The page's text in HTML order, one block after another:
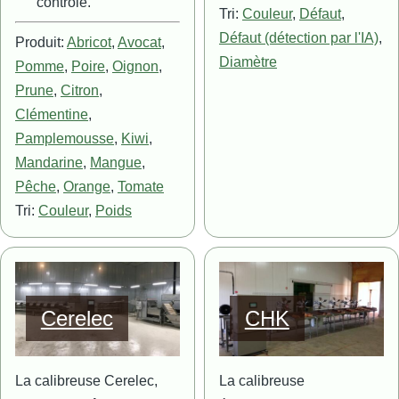
Produit: Abricot, Avocat,
Pomme, Poire, Oignon,
Prune, Citron,
Clémentine,
Pamplemousse, Kiwi,
Mandarine, Mangue,
Pêche, Orange, Tomate
Tri: Couleur, Poids
Tri: Couleur, Défaut,
Défaut (détection par l'IA),
Diamètre
Image
Cerelec
La calibreuse Cerelec,
Image
CHK
La calibreuse